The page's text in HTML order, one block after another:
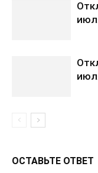
ОСТАВЬТЕ ОТВЕТ